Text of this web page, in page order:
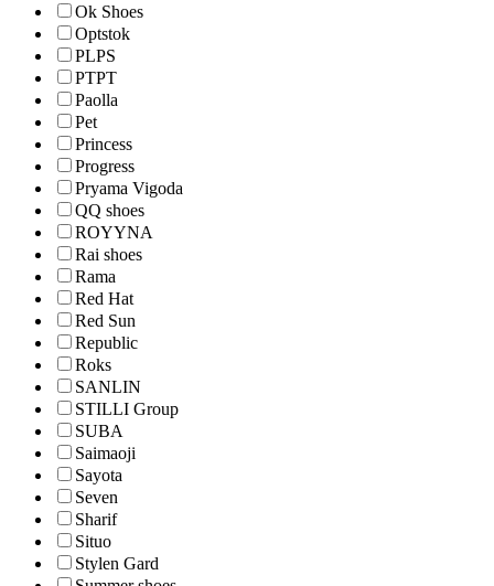
Ok Shoes
Optstok
PLPS
PTPT
Paolla
Pet
Princess
Progress
Pryama Vigoda
QQ shoes
ROYYNA
Rai shoes
Rama
Red Hat
Red Sun
Republic
Roks
SANLIN
STILLI Group
SUBA
Saimaoji
Sayota
Seven
Sharif
Situo
Stylen Gard